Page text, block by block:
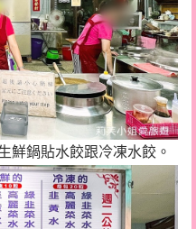
鮮鍋貼水餃跟冷凍水餃。